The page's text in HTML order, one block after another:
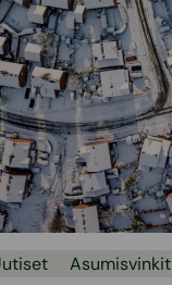
Asumisvinkit